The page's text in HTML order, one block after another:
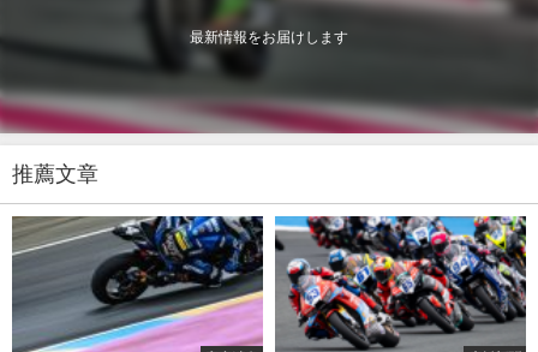
最新情報をお届けします
推薦文章